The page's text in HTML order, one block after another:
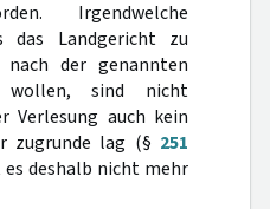
Irgendwelche
das Landgericht zu
der genannten
wollen, sind nicht
Verlesung auch kein
zugrunde lag (§ 251
es deshalb nicht mehr